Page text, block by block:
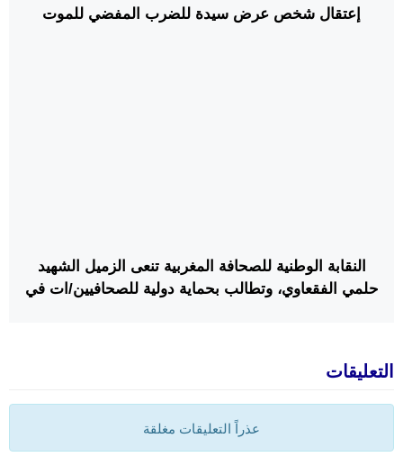
إعتقال شخص عرض سيدة للضرب المفضي للموت
النقابة الوطنية للصحافة المغربية تنعى الزميل الشهيد
حلمي الفقعاوي، وتطالب بحماية دولية للصحافيين/ات في
التعليقات
عذراً التعليقات مغلقة